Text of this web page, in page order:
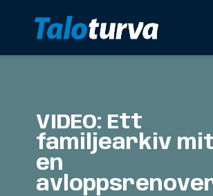
VIDEO: Ett
familjearkiv
en